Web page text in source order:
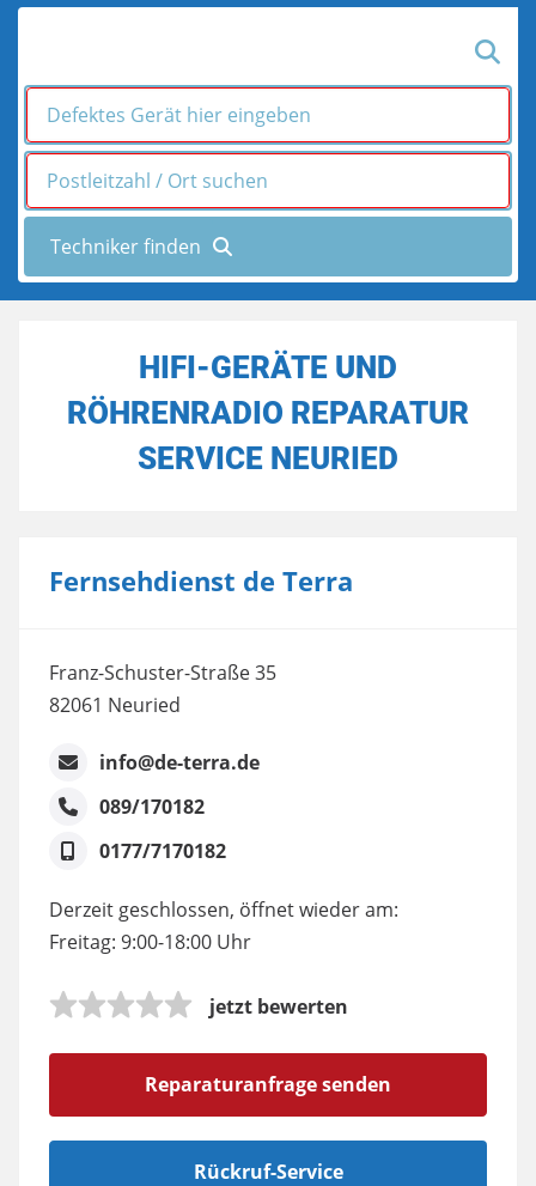
HIFI-GERÄTE UND
RÖHRENRADIO REPARATUR
SERVICE NEURIED
Fernsehdienst de Terra
Franz-Schuster-Straße 35
82061 Neuried
info@de-terra.de
089/170182
0177/7170182
Derzeit geschlossen, öffnet wieder am:
Freitag: 9:00-18:00 Uhr
jetzt bewerten
Reparaturanfrage senden
Rückruf-Service